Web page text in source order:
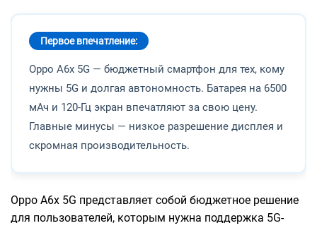
Первое впечатление:
Oppo A6x 5G — бюджетный смартфон для тех, кому
нужны 5G и долгая автономность. Батарея на 6500
мАч и 120-Гц экран впечатляют за свою цену.
Главные минусы — низкое разрешение дисплея и
скромная производительность.
Oppo A6x 5G представляет собой бюджетное решение
для пользователей, которым нужна поддержка 5G-